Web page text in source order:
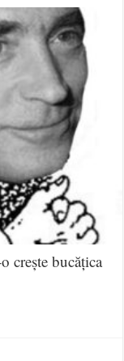
crește bucățica